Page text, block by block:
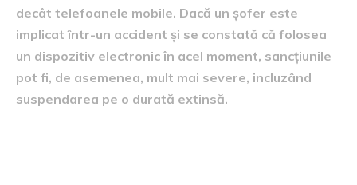
decât telefoanele mobile. Dacă un șofer este
implicat într-un accident și se constată că folosea
un dispozitiv electronic în acel moment, sancțiunile
pot fi, de asemenea, mult mai severe, incluzând
suspendarea pe o durată extinsă.